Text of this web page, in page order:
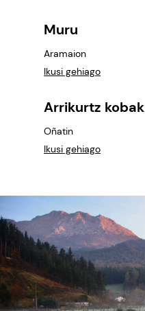
Muru
Aramaion
Ikusi gehiago
Arrikurtz kobak
Oñatin
Ikusi gehiago